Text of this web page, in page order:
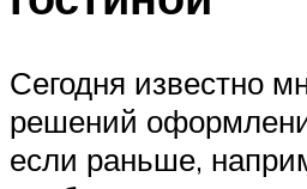
Сегодня известно
решений
если раньше,